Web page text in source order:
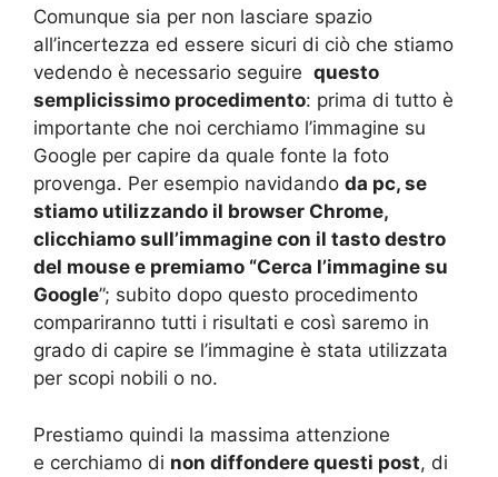
Comunque sia per non lasciare spazio
all’incertezza ed essere sicuri di ciò che stiamo
vedendo è necessario seguire questo
semplicissimo procedimento: prima di tutto è
importante che noi cerchiamo l’immagine su
Google per capire da quale fonte la foto
provenga. Per esempio navidando da pc, se
stiamo utilizzando il browser Chrome,
clicchiamo sull’immagine con il tasto destro
del mouse e premiamo “Cerca l’immagine su
Google”; subito dopo questo procedimento
compariranno tutti i risultati e così saremo in
grado di capire se l’immagine è stata utilizzata
per scopi nobili o no.
Prestiamo quindi la massima attenzione
e cerchiamo di non diffondere questi post, di